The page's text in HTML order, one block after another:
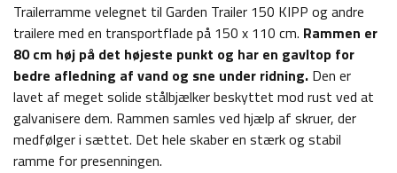
Trailerramme velegnet til Garden Trailer 150 KIPP og andre
trailere med en transportflade på 150 x 110 cm. Rammen er
80 cm høj på det højeste punkt og har en gavltop for
bedre afledning af vand og sne under ridning. Den er
lavet af meget solide stålbjælker beskyttet mod rust ved at
galvanisere dem. Rammen samles ved hjælp af skruer, der
medfølger i sættet. Det hele skaber en stærk og stabil
ramme for presenningen.